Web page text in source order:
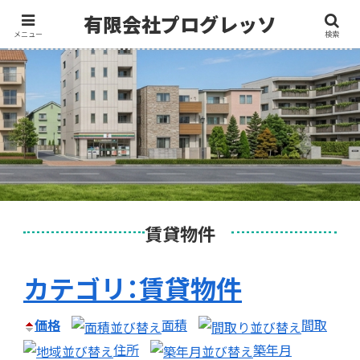
賃貸物件
カテゴリ：賃貸物件
価格 面積
間取
住所
築年月
メニュー 検索